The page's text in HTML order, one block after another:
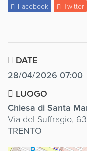
Facebook Twitter
DATE
28/04/2026 07:00
LUOGO
Chiesa di Santa
Via del Suffragio, 63
TRENTO